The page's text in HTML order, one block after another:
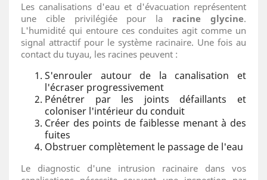
Les canalisations d'eau et d'évacuation représentent
une cible privilégiée pour la racine glycine.
L'humidité qui entoure ces conduites agit comme un
signal attractif pour le système racinaire. Une fois au
contact du tuyau, les racines peuvent :
S'enrouler autour de la canalisation et
l'écraser progressivement
Pénétrer par les joints défaillants et
coloniser l'intérieur du conduit
Créer des points de faiblesse menant à des
fuites
Obstruer complètement le passage de l'eau
Le diagnostic d'une intrusion racinaire dans vos